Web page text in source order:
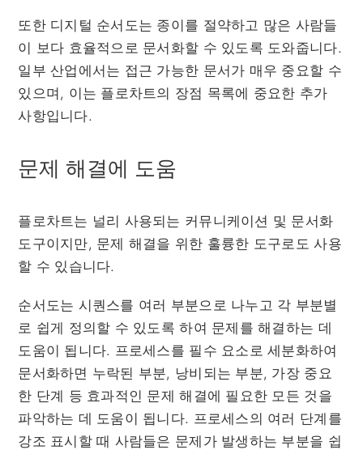
또한 디지털 순서도는 종이를 절약하고 많은 사람들
이 보다 효율적으로 문서화할 수 있도록 도와줍니다.
일부 산업에서는 접근 가능한 문서가 매우 중요할 수
있으며, 이는 플로차트의 장점 목록에 중요한 추가
사항입니다.
문제 해결에 도움
플로차트는 널리 사용되는 커뮤니케이션 및 문서화
도구이지만, 문제 해결을 위한 훌륭한 도구로도 사용
할 수 있습니다.
순서도는 시퀀스를 여러 부분으로 나누고 각 부분별
로 쉽게 정의할 수 있도록 하여 문제를 해결하는 데
도움이 됩니다. 프로세스를 필수 요소로 세분화하여
문서화하면 누락된 부분, 낭비되는 부분, 가장 중요
한 단계 등 효과적인 문제 해결에 필요한 모든 것을
파악하는 데 도움이 됩니다. 프로세스의 여러 단계를
강조 표시할 때 사람들은 문제가 발생하는 부분을 쉽